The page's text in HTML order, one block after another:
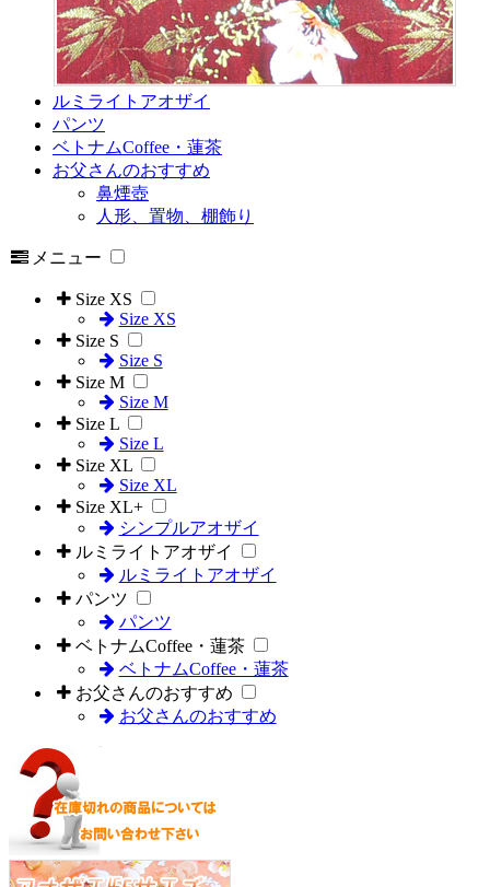
ルミライトアオザイ
パンツ
ベトナムCoffee・蓮茶
お父さんのおすすめ
鼻煙壺
人形、置物、棚飾り
メニュー
Size XS
Size XS
Size S
Size S
Size M
Size M
Size L
Size L
Size XL
Size XL
Size XL+
シンプルアオザイ
ルミライトアオザイ
ルミライトアオザイ
パンツ
パンツ
ベトナムCoffee・蓮茶
ベトナムCoffee・蓮茶
お父さんのおすすめ
お父さんのおすすめ